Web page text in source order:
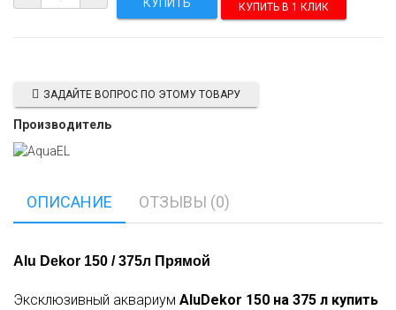
КУПИТЬ В 1 КЛИК
ЗАДАЙТЕ ВОПРОС ПО ЭТОМУ ТОВАРУ
Производитель
ОПИСАНИЕ ОТЗЫВЫ (0)
Alu Dekor 150 / 375л Прямой
Эксклюзивный аквариум AluDekor 150 на 375 л купить